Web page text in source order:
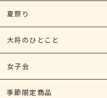
夏祭り
大将のひとこと
女子会
季節限定商品